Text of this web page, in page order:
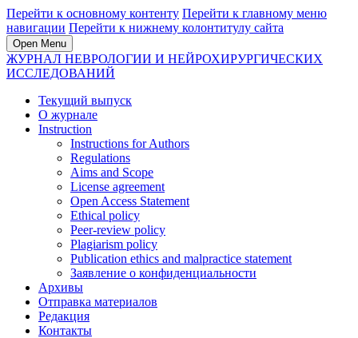
Перейти к основному контенту Перейти к главному меню
навигации Перейти к нижнему колонтитулу сайта
Open Menu
ЖУРНАЛ НЕВРОЛОГИИ И НЕЙРОХИРУРГИЧЕСКИХ
ИССЛЕДОВАНИЙ
Текущий выпуск
О журнале
Instruction
Instructions for Authors
Regulations
Aims and Scope
License agreement
Open Access Statement
Ethical policy
Peer-review policy
Plagiarism policy
Publication ethics and malpractice statement
Заявление о конфиденциальности
Архивы
Отправка материалов
Редакция
Контакты